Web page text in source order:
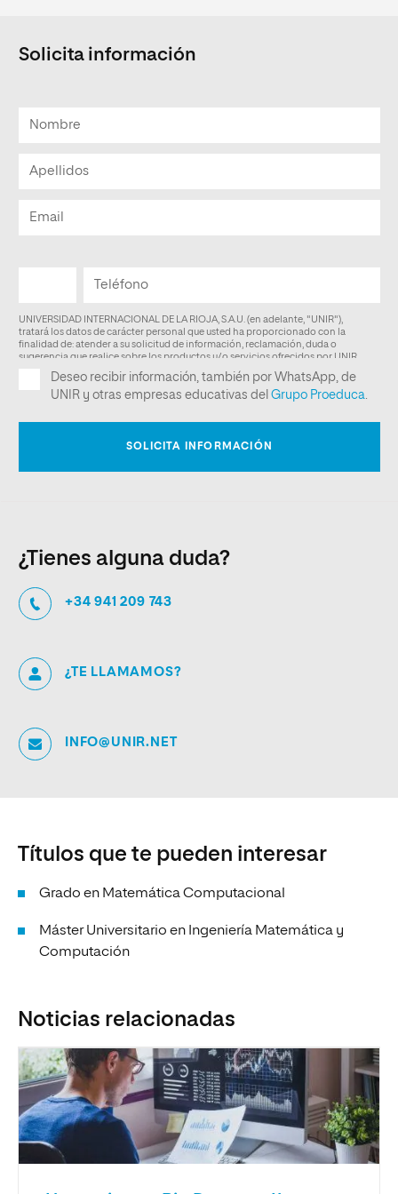
Solicita información
¿Tienes alguna duda?
+34 941 209 743
¿TE LLAMAMOS?
INFO@UNIR.NET
Títulos que te pueden interesar
Grado en Matemática Computacional
Máster Universitario en Ingeniería Matemática y
Computación
Noticias relacionadas